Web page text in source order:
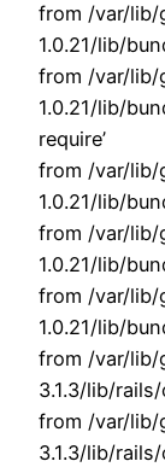
from /var/lib/
1.0.21/lib/
from /var/lib/
1.0.21/lib/
require’
from /var/lib/
1.0.21/lib/
from /var/lib/
1.0.21/lib/
from /var/lib/
1.0.21/lib/
from /var/lib/
3.1.3/lib/
from /var/lib/
3.1.3/lib/